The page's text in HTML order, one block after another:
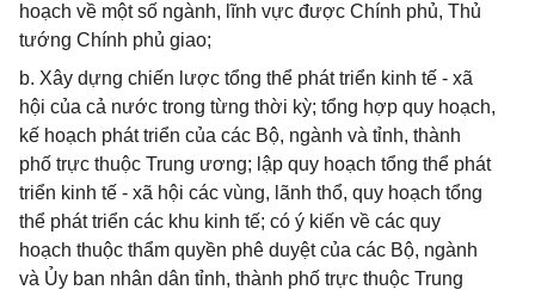
hoạch về một số ngành, lĩnh vực được Chính phủ, Thủ
tướng Chính phủ giao;
b. Xây dựng chiến lược tổng thể phát triển kinh tế - xã
hội của cả nước trong từng thời kỳ; tổng hợp quy hoạch,
kế hoạch phát triển của các Bộ, ngành và tỉnh, thành
phố trực thuộc Trung ương; lập quy hoạch tổng thể phát
triển kinh tế - xã hội các vùng, lãnh thổ, quy hoạch tổng
thể phát triển các khu kinh tế; có ý kiến về các quy
hoạch thuộc thẩm quyền phê duyệt của các Bộ, ngành
và Ủy ban nhân dân tỉnh, thành phố trực thuộc Trung